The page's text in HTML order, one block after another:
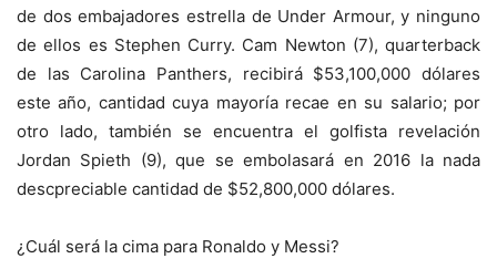
de dos embajadores estrella de Under Armour, y ninguno
de ellos es Stephen Curry. Cam Newton (7), quarterback
de las Carolina Panthers, recibirá $53,100,000 dólares
este año, cantidad cuya mayoría recae en su salario; por
otro lado, también se encuentra el golfista revelación
Jordan Spieth (9), que se embolasará en 2016 la nada
descpreciable cantidad de $52,800,000 dólares.
¿Cuál será la cima para Ronaldo y Messi?